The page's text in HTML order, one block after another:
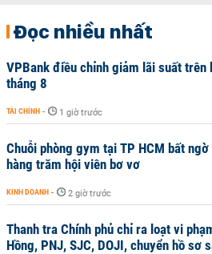
Đọc nhiều nhất
VPBank điều chỉnh giảm lãi suất trên
tháng 8
TÀI CHÍNH - 1 giờ trước
Chuỗi phòng gym tại TP HCM bất
hàng trăm hội viên bơ vơ
KINH DOANH - 2 giờ trước
Thanh tra Chính phủ chỉ ra loạt vi
Hồng, PNJ, SJC, DOJI, chuyển hồ sơ